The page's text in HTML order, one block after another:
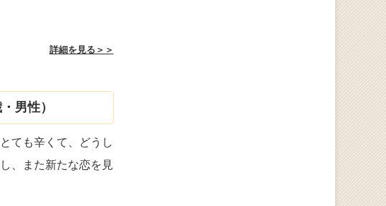
詳細を見る＞＞
男性）
ても辛くて、どうし
、また新たな恋を見